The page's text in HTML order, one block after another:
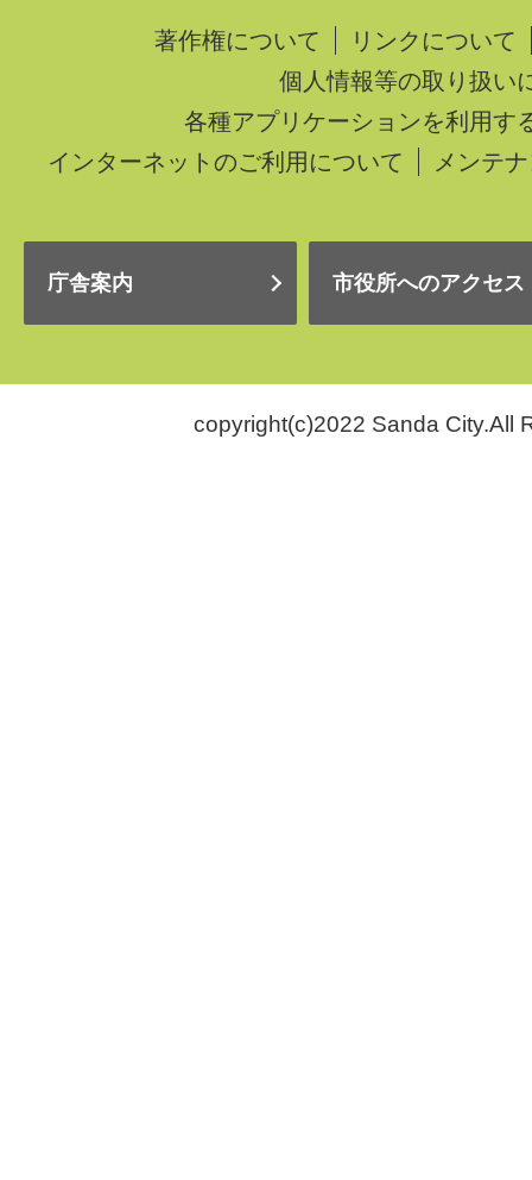
著作権について
リンクについて
個人情報等の取り扱い
各種アプリケーションを利用す
インターネットのご利用について
メンテ
庁舎案内 市役所へのアクセス
copyright(c)2022 Sanda City.All